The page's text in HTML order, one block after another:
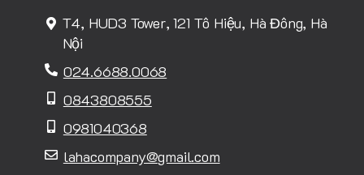
T4, HUD3 Tower, 121 Tô Hiệu, Hà Đông, Hà
Nội
024.6688.0068
0843808555
0981040368
lahacompany@gmail.com